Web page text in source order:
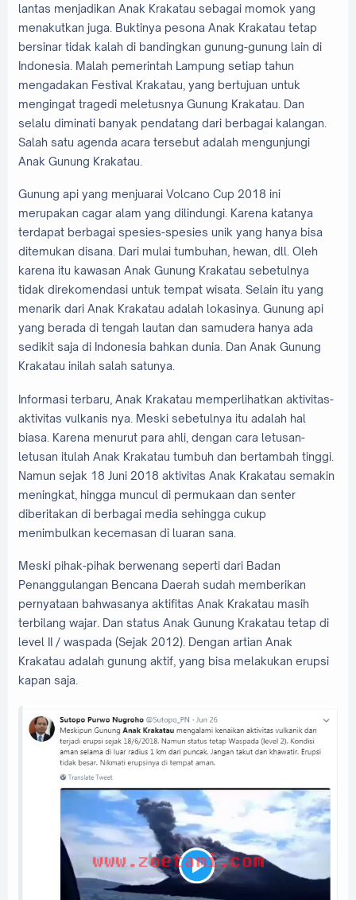
lantas menjadikan Anak Krakatau sebagai momok yang
menakutkan juga. Buktinya pesona Anak Krakatau tetap
bersinar tidak kalah di bandingkan gunung-gunung lain di
Indonesia. Malah pemerintah Lampung setiap tahun
mengadakan Festival Krakatau, yang bertujuan untuk
mengingat tragedi meletusnya Gunung Krakatau. Dan
selalu diminati banyak pendatang dari berbagai kalangan.
Salah satu agenda acara tersebut adalah mengunjungi
Anak Gunung Krakatau.
Gunung api yang menjuarai Volcano Cup 2018 ini
merupakan cagar alam yang dilindungi. Karena katanya
terdapat berbagai spesies-spesies unik yang hanya bisa
ditemukan disana. Dari mulai tumbuhan, hewan, dll. Oleh
karena itu kawasan Anak Gunung Krakatau sebetulnya
tidak direkomendasi untuk tempat wisata. Selain itu yang
menarik dari Anak Krakatau adalah lokasinya. Gunung api
yang berada di tengah lautan dan samudera hanya ada
sedikit saja di Indonesia bahkan dunia. Dan Anak Gunung
Krakatau inilah salah satunya.
Informasi terbaru, Anak Krakatau memperlihatkan aktivitas-
aktivitas vulkanis nya. Meski sebetulnya itu adalah hal
biasa. Karena menurut para ahli, dengan cara letusan-
letusan itulah Anak Krakatau tumbuh dan bertambah tinggi.
Namun sejak 18 Juni 2018 aktivitas Anak Krakatau semakin
meningkat, hingga muncul di permukaan dan senter
diberitakan di berbagai media sehingga cukup
menimbulkan kecemasan di luaran sana.
Meski pihak-pihak berwenang seperti dari Badan
Penanggulangan Bencana Daerah sudah memberikan
pernyataan bahwasanya aktifitas Anak Krakatau masih
terbilang wajar. Dan status Anak Gunung Krakatau tetap di
level II / waspada (Sejak 2012). Dengan artian Anak
Krakatau adalah gunung aktif, yang bisa melakukan erupsi
kapan saja.